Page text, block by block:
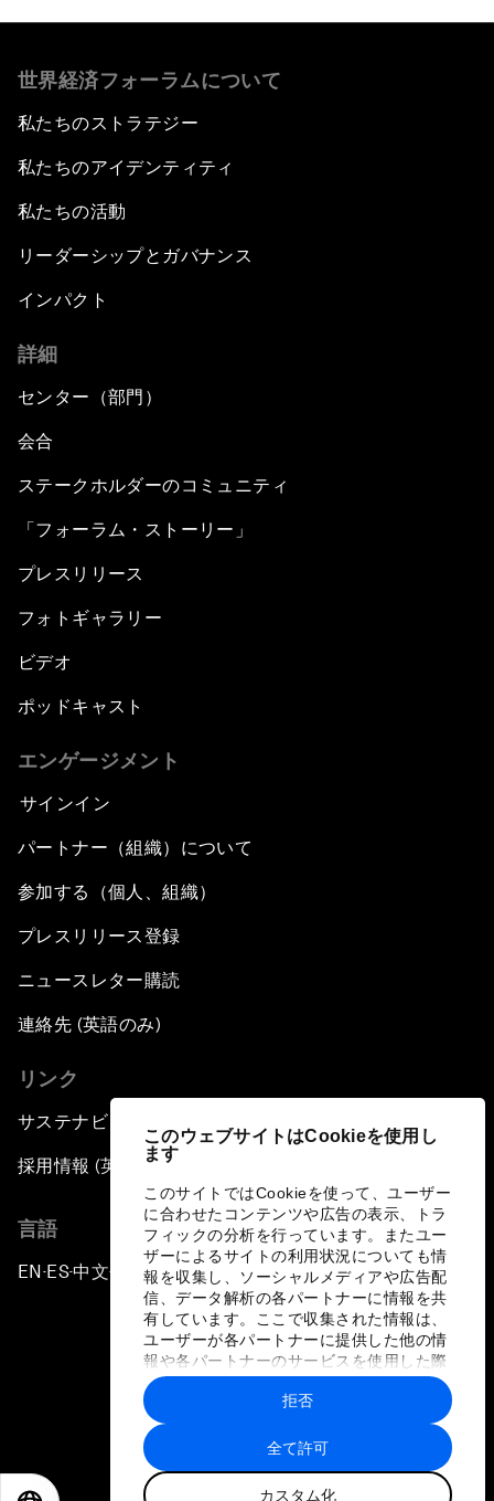
このウェブサイトはCookieを使用し
ます
このサイトではCookieを使って、ユーザー
に合わせたコンテンツや広告の表示、トラ
フィックの分析を行っています。またユー
ザーによるサイトの利用状況についても情
報を収集し、ソーシャルメディアや広告配
信、データ解析の各パートナーに情報を共
有しています。ここで収集された情報は、
ユーザーが各パートナーに提供した他の情
報や各パートナーのサービスを使用した際
に収集された情報と組み合わされ、各パー
トナーによって使用されることがありま
す。
全て許可
カスタム化
拒否
世界経済フォーラムについて
私たちのストラテジー
私たちのアイデンティティ
私たちの活動
リーダーシップとガバナンス
インパクト
詳細
センター（部門）
会合
ステークホルダーのコミュニティ
「フォーラム・ストーリー」
プレスリリース
フォトギャラリー
ビデオ
ポッドキャスト
エンゲージメント
サインイン
パートナー（組織）について
参加する（個人、組織）
プレスリリース登録
ニュースレター購読
連絡先 (英語のみ)
リンク
サステナビリティへの取り組み
採用情報 (英語のみ)
言語
EN ▪ES▪中文▪ 日本語
プライバシーポリシーと利用規約
サイトマップ